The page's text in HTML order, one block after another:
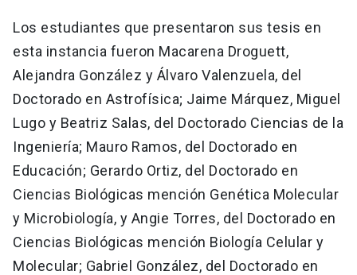
Los estudiantes que presentaron sus tesis en
esta instancia fueron Macarena Droguett,
Alejandra González y Álvaro Valenzuela, del
Doctorado en Astrofísica; Jaime Márquez, Miguel
Lugo y Beatriz Salas, del Doctorado Ciencias de la
Ingeniería; Mauro Ramos, del Doctorado en
Educación; Gerardo Ortiz, del Doctorado en
Ciencias Biológicas mención Genética Molecular
y Microbiología, y Angie Torres, del Doctorado en
Ciencias Biológicas mención Biología Celular y
Molecular; Gabriel González, del Doctorado en